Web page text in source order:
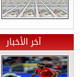
آخر الأخبار